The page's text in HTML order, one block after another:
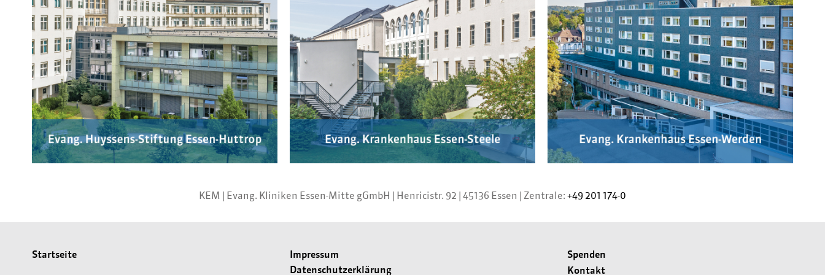
KEM | Evang. Kliniken Essen-Mitte gGmbH | Henricistr. 92 | 45136 Essen | Zentrale: +49 201 174-0
Startseite
Impressum
Datenschutzerklärung
Spenden
Kontakt